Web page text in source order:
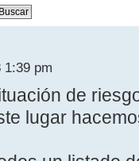
1:39 pm
de
lugar